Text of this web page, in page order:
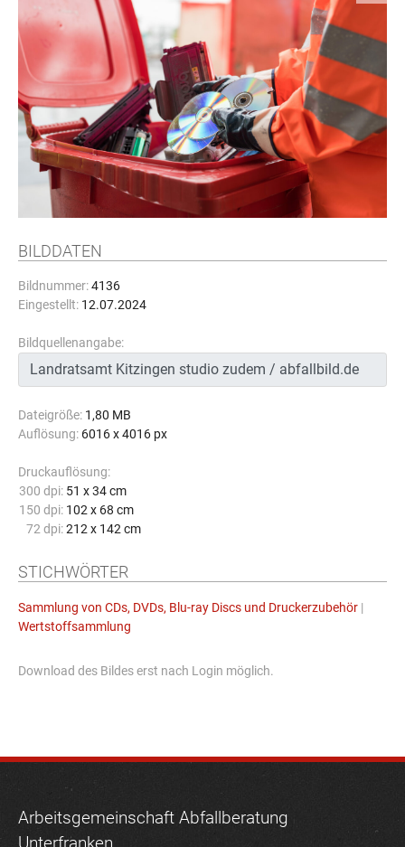
BILDDATEN
Bildnummer:4136
Eingestellt: 12.07.2024
Bildquellenangabe:
Dateigröße: 1,80 MB
Auflösung: 6016 x 4016 px
Druckauflösung:
300 dpi: 51 x 34 cm
150 dpi: 102 x 68 cm
72 dpi: 212 x 142 cm
STICHWÖRTER
Sammlung von CDs, DVDs, Blu-ray Discs und Druckerzubehör |
Wertstoffsammlung
Download des Bildes erst nach Login möglich.
Arbeitsgemeinschaft Abfallberatung